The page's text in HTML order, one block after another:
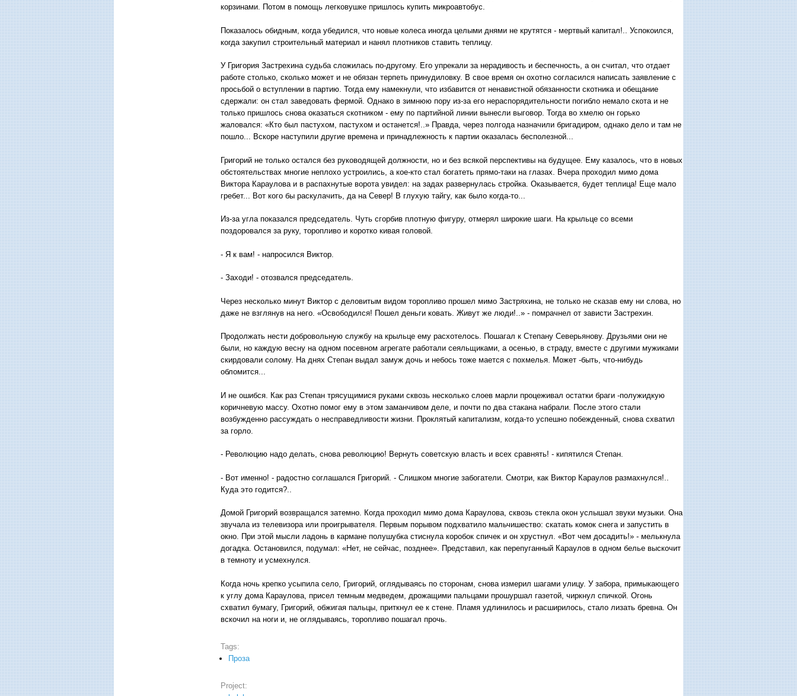
корзинами. Потом в помощь легковушке пришлось купить микроавтобус.
Показалось обидным, когда убедился, что новые колеса иногда целыми днями не крутятся - мертвый капитал!.. Успокоился,
когда закупил строительный материал и нанял плотников ставить теплицу.
У Григория Застрехина судьба сложилась по-другому. Его упрекали за нерадивость и беспечность, а он считал, что отдает
работе столько, сколько может и не обязан терпеть принудиловку. В свое время он охотно согласился написать заявление с
просьбой о вступлении в партию. Тогда ему намекнули, что избавится от ненавистной обязанности скотника и обещание
сдержали: он стал заведовать фермой. Однако в зимнюю пору из-за его нераспорядительности погибло немало скота и не
только пришлось снова оказаться скотником - ему по партийной линии вынесли выговор. Тогда во хмелю он горько
жаловался: «Кто был пастухом, пастухом и останется!..» Правда, через полгода назначили бригадиром, однако дело и там не
пошло... Вскоре наступили другие времена и принадлежность к партии оказалась бесполезной...
Григорий не только остался без руководящей должности, но и без всякой перспективы на будущее. Ему казалось, что в новых
обстоятельствах многие неплохо устроились, а кое-кто стал богатеть прямо-таки на глазах. Вчера проходил мимо дома
Виктора Караулова и в распахнутые ворота увидел: на задах развернулась стройка. Оказывается, будет теплица! Еще мало
гребет... Вот кого бы раскулачить, да на Север! В глухую тайгу, как было когда-то...
Из-за угла показался председатель. Чуть сгорбив плотную фигуру, отмерял широкие шаги. На крыльце со всеми
поздоровался за руку, торопливо и коротко кивая головой.
- Я к вам! - напросился Виктор.
- Заходи! - отозвался председатель.
Через несколько минут Виктор с деловитым видом торопливо прошел мимо Застряхина, не только не сказав ему ни слова, но
даже не взглянув на него. «Освободился! Пошел деньги ковать. Живут же люди!..» - помрачнел от зависти Застрехин.
Продолжать нести добровольную службу на крыльце ему расхотелось. Пошагал к Степану Северьянову. Друзьями они не
были, но каждую весну на одном посевном агрегате работали сеяльщиками, а осенью, в страду, вместе с другими мужиками
скирдовали солому. На днях Степан выдал замуж дочь и небось тоже мается с похмелья. Может -быть, что-нибудь
обломится...
И не ошибся. Как раз Степан трясущимися руками сквозь несколько слоев марли процеживал остатки браги -полужидкую
коричневую массу. Охотно помог ему в этом заманчивом деле, и почти по два стакана набрали. После этого стали
возбужденно рассуждать о несправедливости жизни. Проклятый капитализм, когда-то успешно побежденный, снова схватил
за горло.
- Революцию надо делать, снова революцию! Вернуть советскую власть и всех сравнять! - кипятился Степан.
- Вот именно! - радостно соглашался Григорий. - Слишком многие забогатели. Смотри, как Виктор Караулов размахнулся!..
Куда это годится?..
Домой Григорий возвращался затемно. Когда проходил мимо дома Караулова, сквозь стекла окон услышал звуки музыки. Она
звучала из телевизора или проигрывателя. Первым порывом подхватило мальчишество: скатать комок снега и запустить в
окно. При этой мысли ладонь в кармане полушубка стиснула коробок спичек и он хрустнул. «Вот чем досадить!» - мелькнула
догадка. Остановился, подумал: «Нет, не сейчас, позднее». Представил, как перепуганный Караулов в одном белье выскочит
в темноту и усмехнулся.
Когда ночь крепко усыпила село, Григорий, оглядываясь по сторонам, снова измерил шагами улицу. У забора, примыкающего
к углу дома Караулова, присел темным медведем, дрожащими пальцами прошуршал газетой, чиркнул спичкой. Огонь
схватил бумагу, Григорий, обжигая пальцы, приткнул ее к стене. Пламя удлинилось и расширилось, стало лизать бревна. Он
вскочил на ноги и, не оглядываясь, торопливо пошагал прочь.
Tags:
Проза
Project: